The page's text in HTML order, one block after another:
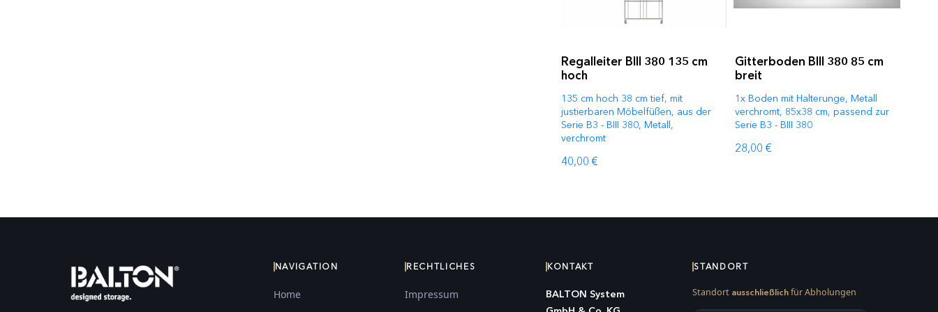
Regalleiter BIII 380 135 cm
hoch
135 cm hoch 38 cm tief, mit
justierbaren Möbelfüßen, aus der
Serie B3 - BIII 380, Metall,
verchromt
40,00 €
Gitterboden BIII 380 85 cm
breit
1x Boden mit Halterunge, Metall
verchromt, 85x38 cm, passend zur
Serie B3 - BIII 380
28,00 €
NAVIGATION
Home
RECHTLICHES
Impressum
KONTAKT
BALTON System
STANDORT
Standort ausschließlich für Abholungen